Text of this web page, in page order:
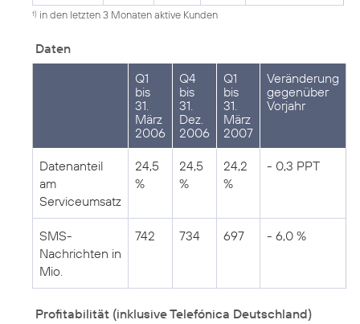
1) in den letzten 3 Monaten aktive Kunden
Daten
Q1
bis
31.
März
2006
Q4
bis
31.
Dez.
2006
Q1
bis
31.
März
2007
Veränderung
gegenüber
Vorjahr
Datenanteil
am
Serviceumsatz
24,5
%
24,5
%
24,2
%
- 0,3 PPT
SMS-
Nachrichten in
Mio.
742 734 697 - 6,0 %
Profitabilität (inklusive Telefónica Deutschland)